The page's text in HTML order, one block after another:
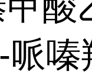
哌嗪